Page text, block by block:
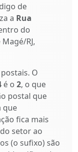
de
a Rua
do
RJ,
O
é o 2, o que
postal que
que
fica mais
setor ao
(o sufixo) são